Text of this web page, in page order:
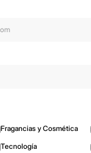
Fragancias y Cosmética
Tecnología